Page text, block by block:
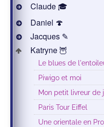
Claude 🎓
Daniel 🍄
Jacques ✎
Katryne 🦉
Le blues de
Piwigo et moi
Mon petit livreur de
Paris Tour Eiffel
Une orientale en